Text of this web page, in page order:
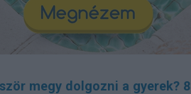
megy dolgozni a gyerek? 8